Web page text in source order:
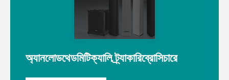
অ্যানলোডথেডমিটিক্যালি ট্র্যাকারিব্রোসিচারে